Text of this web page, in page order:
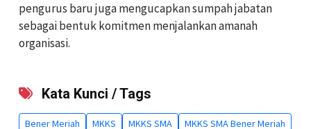
pengurus baru juga mengucapkan sumpah jabatan
sebagai bentuk komitmen menjalankan amanah
organisasi.
Kata Kunci / Tags
Bener Meriah MKKS MKKS SMA MKKS SMA Bener Meriah